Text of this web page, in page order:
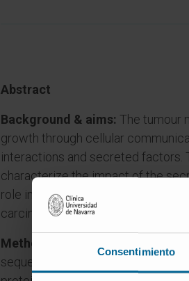
Consentimiento
Abstract
Background & aims: The tumour
growth through cellular
interactions and secreted factors.
characterize the impact of the
role in cancer has not been
carcinoma (HCC).
Methods:
sequencing, and publicly available